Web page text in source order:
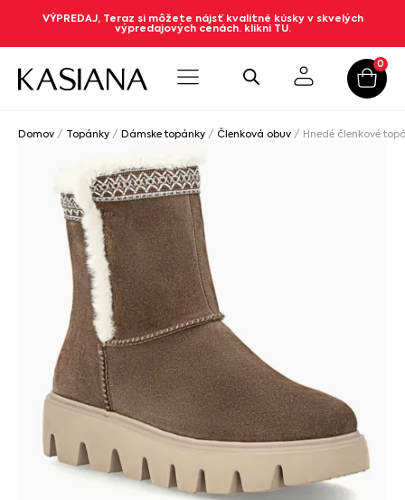
VÝPREDAJ, Teraz si môžete nájsť kvalitné kúsky v skvelých
výpredajových cenách. klikni TU.
0
Domov / Topánky / Dámske topánky / Členková obuv / Hnedé členkové